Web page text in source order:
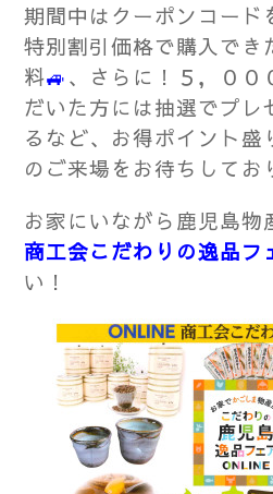
期間中はクーポンコード
特別割引価格で購入でき
料🚙、さらに！５，００
だいた方には抽選でプレ
るなど、お得ポイント盛
のご来場をお待ちしてお
お家にいながら鹿児島物
商工会こだわりの逸品フ
い！